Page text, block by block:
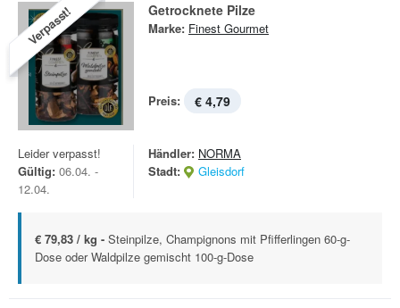
Verpasst! Getrocknete Pilze
Marke: Finest Gourmet
Preis: € 4,79
Leider verpasst!
Gültig: 06.04. -
12.04.
Händler: NORMA
Stadt:
Gleisdorf
€ 79,83 / kg - Steinpilze, Champignons mit Pfifferlingen 60-g-
Dose oder Waldpilze gemischt 100-g-Dose